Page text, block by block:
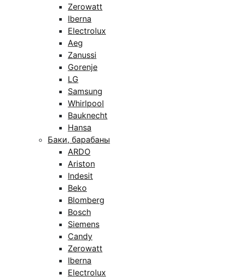
Zerowatt
Iberna
Electrolux
Aeg
Zanussi
Gorenje
LG
Samsung
Whirlpool
Bauknecht
Hansa
Баки, барабаны
ARDO
Ariston
Indesit
Beko
Blomberg
Bosch
Siemens
Candy
Zerowatt
Iberna
Electrolux